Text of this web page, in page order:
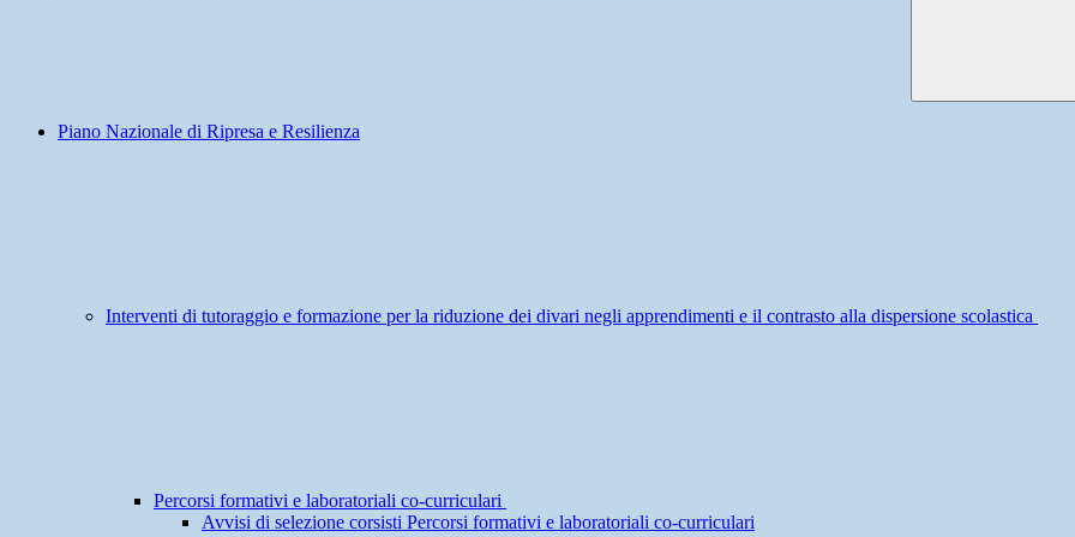
Piano Nazionale di Ripresa e Resilienza
Interventi di tutoraggio e formazione per la riduzione dei divari negli apprendimenti e il contrasto alla dispersione scolastica
Percorsi formativi e laboratoriali co-curriculari
Avvisi di selezione corsisti Percorsi formativi e laboratoriali co-curriculari